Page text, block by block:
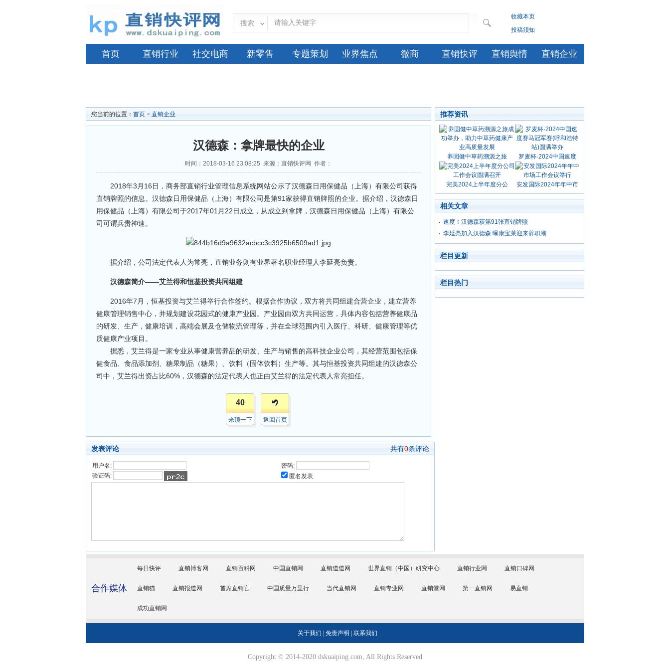
搜索
收藏本页
投稿须知
首页 直销行业 社交电商 新零售 专题策划 业界焦点 微商 直销快评 直销舆情 直销企业
您当前的位置： 首页 > 直销企业
汉德森：拿牌最快的企业
时间：2018-03-16 23:08:25 来源：直销快评网 作者：
2018年3月16日，商务部直销行业管理信息系统网站公示了汉德森日用保健品（上海）有限公司获得
直销牌照的信息。汉德森日用保健品（上海）有限公司是第91家获得直销牌照的企业。据介绍，汉德森日
用保健品（上海）有限公司于2017年01月22日成立，从成立到拿牌，汉德森日用保健品（上海）有限公
司可谓兵贵神速。
据介绍，公司法定代表人为常亮，直销业务则有业界著名职业经理人李延亮负责。
汉德森简介——艾兰得和恒基投资共同组建
2016年7月，恒基投资与艾兰得举行合作签约。根据合作协议，双方将共同组建合营企业，建立营养
健康管理销售中心，并规划建设花园式的健康产业园。产业园由双方共同运营，具体内容包括营养健康品
的研发、生产，健康培训，高端会展及仓储物流管理等，并在全球范围内引入医疗、科研、健康管理等优
质健康产业项目。
据悉，艾兰得是一家专业从事健康营养品的研发、生产与销售的高科技企业公司，其经营范围包括保
健食品、食品添加剂、糖果制品（糖果）、饮料（固体饮料）生产等。其与恒基投资共同组建的汉德森公
司中，艾兰得出资占比60%，汉德森的法定代表人也正由艾兰得的法定代表人常亮担任。
40
来顶一下 返回首页
发表评论 共有0条评论
用户名:
密码:
验证码:
匿名发表
推荐资讯
养固健中草药溯源之旅 罗麦杯·2024中国速度
完美2024上半年度分公 安发国际2024年年中市
相关文章
速度！汉德森获第91张直销牌照
李延亮加入汉德森 曝康宝莱迎来辞职潮
栏目更新
栏目热门
合作媒体
每日快评 直销博客网 直销百科网 中国直销网 直销道道网 世界直销（中国）研究中心 直销行业网 直销口碑网
直销猫 直销报道网 首席直销官 中国质量万里行 当代直销网 直销专业网 直销堂网 第一直销网 易直销
成功直销网
关于我们 免责声明 联系我们
Copyright © 2014-2020 dskuaiping.com, All Rights Reserved